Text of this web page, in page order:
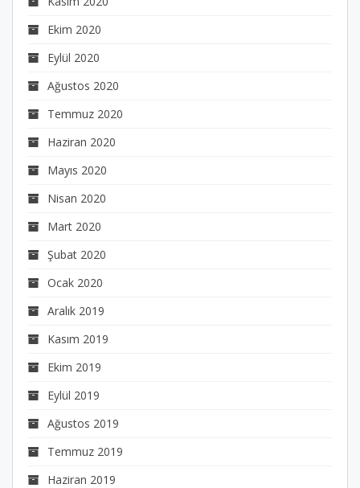
Ekim 2020
Eylül 2020
Ağustos 2020
Temmuz 2020
Haziran 2020
Mayıs 2020
Nisan 2020
Mart 2020
Şubat 2020
Ocak 2020
Aralık 2019
Kasım 2019
Ekim 2019
Eylül 2019
Ağustos 2019
Temmuz 2019
Haziran 2019